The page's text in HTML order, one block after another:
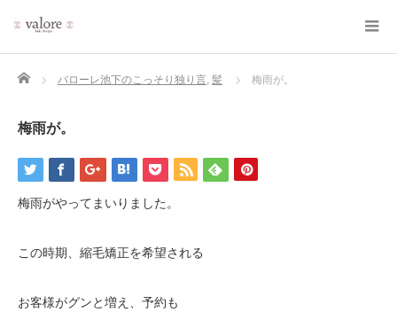
Home バローレ池下のこっそり独り言, 髪 梅雨が。
梅雨が。
梅雨がやってまいりました。
この時期、縮毛矯正を希望される
お客様がグンと増え、予約も